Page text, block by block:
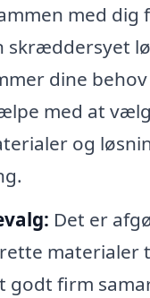
med dig
skræddersyet
dine behov
med at
og
Det er
materialer
godt firm